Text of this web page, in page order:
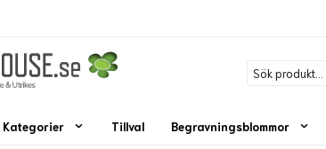
Kategorier Tillval Begravningsblommor